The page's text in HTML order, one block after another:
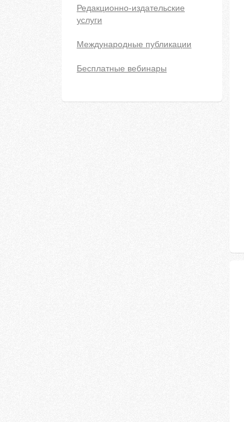
Редакционно-издательские
услуги
Международные публикации
Бесплатные вебинары